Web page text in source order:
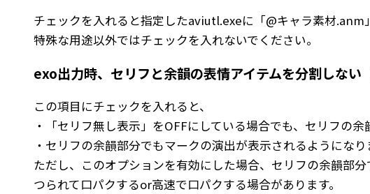
チェックを入れると指定したaviutl.exeに「@キャラ素材.anm
特殊な用途以外ではチェックを入れないでください。
exo出力時、セリフと余韻の表情アイテムを分割しない
この項目にチェックを入れると、
・「セリフ無し表示」をOFFにしている場合でも、セリフの
・セリフの余韻部分でもマークの演出が表示されるようになり
ただし、このオプションを有効にした場合、セリフの余韻部
つられて口パクするor高速で口パクする場合があります。